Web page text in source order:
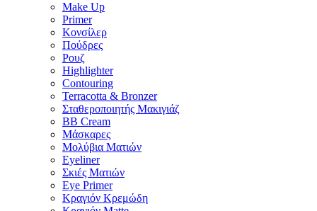
Make Up
Primer
Κονσίλερ
Πούδρες
Ρουζ
Highlighter
Contouring
Terracotta & Bronzer
Σταθεροποιητής Μακιγιάζ
BB Cream
Μάσκαρες
Μολύβια Ματιών
Eyeliner
Σκιές Ματιών
Eye Primer
Κραγιόν Κρεμώδη